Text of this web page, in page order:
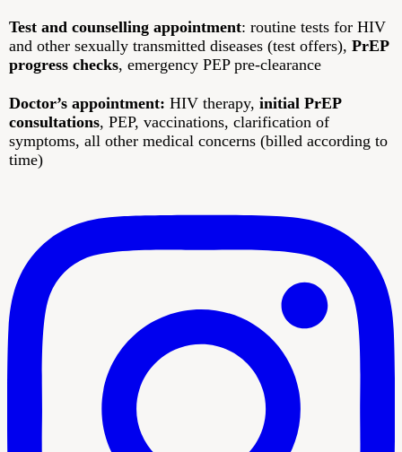
Zürich
Test and counselling appointment: routine tests for HIV
and other sexually transmitted diseases (test offers), PrEP
progress checks, emergency PEP pre-clearance
Doctor’s appointment: HIV therapy, initial PrEP
consultations, PEP, vaccinations, clarification of
symptoms, all other medical concerns (billed according to
time)